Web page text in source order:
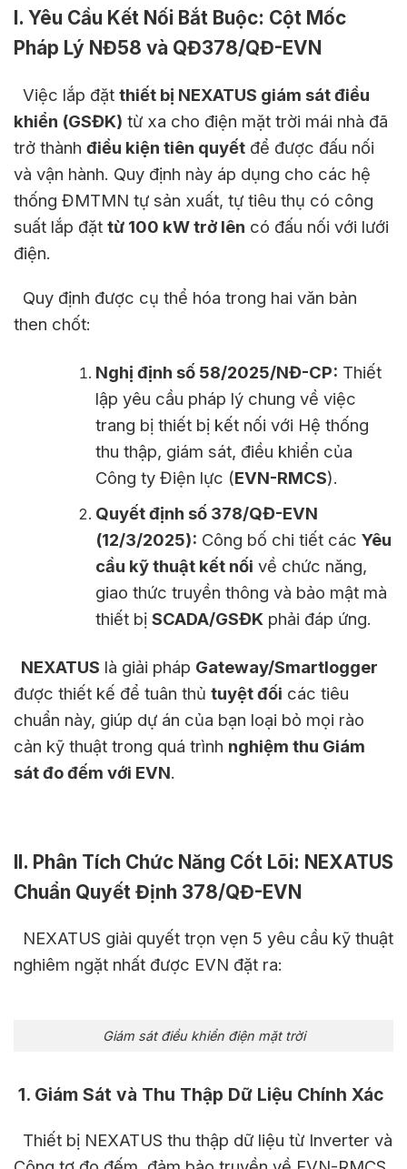
I. Yêu Cầu Kết Nối Bắt Buộc: Cột Mốc
Pháp Lý NĐ58 và QĐ378/QĐ-EVN
Việc lắp đặt thiết bị NEXATUS giám sát điều
khiển (GSĐK) từ xa cho điện mặt trời mái nhà đã
trở thành điều kiện tiên quyết để được đấu nối
và vận hành. Quy định này áp dụng cho các hệ
thống ĐMTMN tự sản xuất, tự tiêu thụ có công
suất lắp đặt từ 100 kW trở lên có đấu nối với lưới
điện.
Quy định được cụ thể hóa trong hai văn bản
then chốt:
Nghị định số 58/2025/NĐ-CP: Thiết
lập yêu cầu pháp lý chung về việc
trang bị thiết bị kết nối với Hệ thống
thu thập, giám sát, điều khiển của
Công ty Điện lực (EVN-RMCS).
Quyết định số 378/QĐ-EVN
(12/3/2025): Công bố chi tiết các Yêu
cầu kỹ thuật kết nối về chức năng,
giao thức truyền thông và bảo mật mà
thiết bị SCADA/GSĐK phải đáp ứng.
NEXATUS là giải pháp Gateway/Smartlogger
được thiết kế để tuân thủ tuyệt đối các tiêu
chuẩn này, giúp dự án của bạn loại bỏ mọi rào
cản kỹ thuật trong quá trình nghiệm thu Giám
sát đo đếm với EVN.
II. Phân Tích Chức Năng Cốt Lõi: NEXATUS
Chuẩn Quyết Định 378/QĐ-EVN
NEXATUS giải quyết trọn vẹn 5 yêu cầu kỹ thuật
nghiêm ngặt nhất được EVN đặt ra:
Giám sát điều khiển điện mặt trời
1. Giám Sát và Thu Thập Dữ Liệu Chính Xác
Thiết bị NEXATUS thu thập dữ liệu từ Inverter và